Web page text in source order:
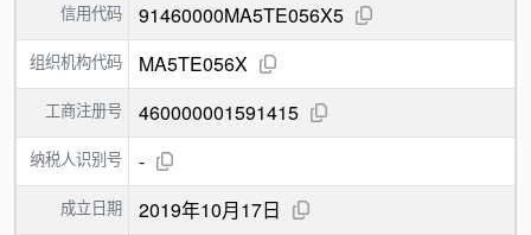
信用代码 91460000MA5TE056X5
组织机构代码 MA5TE056X
工商注册号 460000001591415
纳税人识别号 -
成立日期 2019年10月17日